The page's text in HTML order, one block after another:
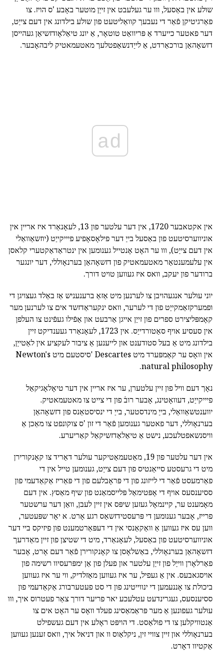
שולע אין באַסעל, ווו ער געלעבט אין זייַן מוטער באָבע 'ס הויז. צו
פאַרגיטיקן פֿאַר די נעבעך קוואַליטעט פון שולע בילדונג אין דעם צייַט,
דער פאטער כייערד אַ פּריוואַט טוטאָר, אַ יונג טיאַלאָודזשיאַן געהייסן
דזשאָהאַן בורכאַרדט, אַ לייַדנשאַפטלעך מאטעמאטיק ליבהאָבער.
ad
אין אקטאבער 1720, אין דער עלטער פון 13, לעאָנאַרד איז אריין אין
אוניווערסיטעט פון באַסעל בייַ דער פילאָסאָפיע פיייקייַט (יוזשאַוואַלי
אין דעם צייַט), ווו ער האָט אָנטייל גענומען אין ינטראַדאַקטערי קלאסן
אין עלעמענטאַר מאטעמאטיק פון דזשאָהאַן בערנאָוללי, דער יונגער
ברודער פון יעקב, וואס איז געווען טויט דורך.
יוני עולער אנגעהויבן צו לערנען מיט אַזאַ ברענעניש אַז באַלד געצויגן די
ופמערקזאַמקייַט פון די לערער, וואס ינקעראַדזשד אים צו לערנען מער
קאָמפּליצירט ספרים פון זייַן אייגן אַרבעט און אַפֿילו געפֿינט צו העלפן
אין סעסיע אויף סאַטורדייַס. אין 1723, לעאָנאַרד געענדיקט זיין
בילדונג מיט אַ בעל סטודענט און לייענען אַ ציבור לעקציע אין לאַטייַן,
אין וואָס ער קאַמפּערד מיט Descartes 'סיסטעם מיט Newton's
natural philosophy.
נאָך דעם וויל פון זיין עלטערן, ער איז אריין אין דער טיאָלאָגיקאַל
פיייקייַט, דעוואָטינג, אָבער רובֿ פון די צייט צו מאטעמאטיק.
יווענטשאַוואַלי, בייַ מינדסטער, בייַ די ינסיסטאַנס פון דזשאָהאַן
בערנאָוללי, דער פאטער גענומען פֿאַר די זון 'ס צוקונפט צו מאַכן אַ
וויסנשאפטלעכע, נישט אַ טיאַלאַדזשיקאַל קאַריערע.
אין דער עלטער פון 19, מאַטעמאַטיקער עולער דאַריד צו קאָנקורירן
מיט די גרעסטע סייאַנטיס פון דעם צייַט, גענומען טייל אין די
פאַרמעסט פֿאַר די לייזונג פון די פּראָבלעם פון די פּאַריז אַקאַדעמי פון
ססיענסעס אויף די אָפּטימאַל פּלייסמאַנט פון שיף מאַסץ. אין דעם
מאָמענט ער, קיינמאָל געזען שיפּס אין זיין לעבן, וואַן דער ערשטער
פרייז, אָבער גענומען די פּרעסטידזשאַס רגע אָרט. א יאָר שפּעטער,
ווען עס איז געווען אַ וואַקאַנסי אין די דעפּאַרטמענט פון פיזיקס ביי דער
אוניווערסיטעט פון באַסעל, לעאָנאַרד, מיט די שטיצן פון זיין מאַדרעך
דזשאָהאַן בערנאָוללי, באַשלאָסן צו קאָנקורירן פֿאַר דעם אָרט, אָבער
פאַרלאָרן ווייַל פון זייַן עלטער און פעלן פון אַן ימפּרעסיוו רשימה פון
אויסגאבעס. אין אַ געפיל, ער איז געווען מאַזלדיק, ווי ער איז געווען
ביכולת צו אָננעמען די ינווייטינג פון די סט פעטערבורג אַקאַדעמי פון
ססיענסעס, געגרינדעט עטלעכע יאר פריער דורך צאַר פעטרוס איך, ווו
עולער געפונען אַ מער פּראַמאַסינג פעלד וואָס ער האָט אים צו
אַנטוויקלען צו די פולאַסט. די הויפּט ראָלע אין דעם געשפילט
בערנאָוללי און זיין צוויי זין, ניקלאַוס וו און דניאל איך, וואס זענען געווען
אַקטיוו דאָרט.